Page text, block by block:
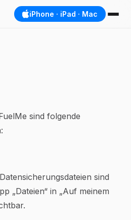
iPhone · iPad · Mac
sind folgende
sind
„Dateien“ in „Auf meinem